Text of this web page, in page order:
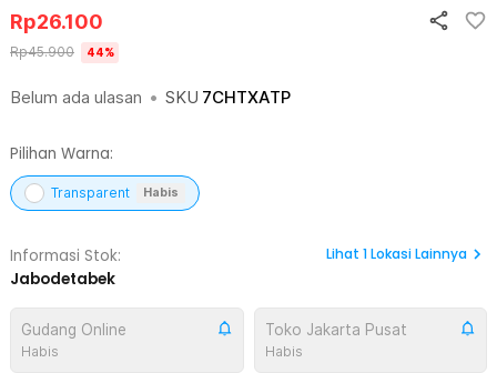
Belum ada ulasan • SKU 7CHTXATP
Rp26.100
Rp45.900 44%
Pilihan Warna:
Transparent Habis
Informasi Stok:
Jabodetabek
Lihat 1Lokasi Lainnya
Gudang Online
Habis
Toko Jakarta Pusat
Habis